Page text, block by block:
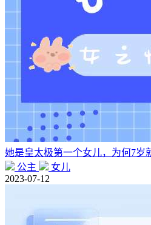
她是皇太极第一个女儿，为何7岁
公主
女儿
2023-07-12